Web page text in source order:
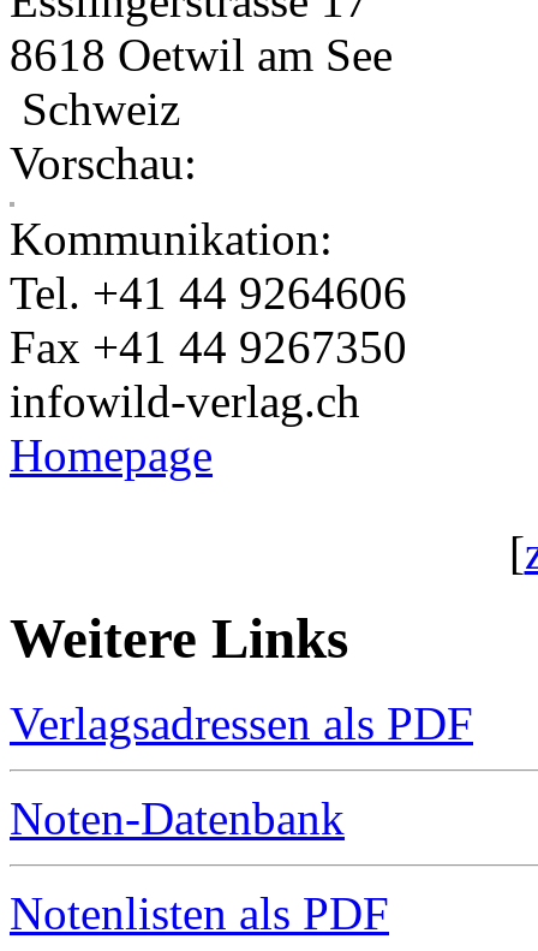
8618 Oetwil am See
Schweiz
Vorschau:
Kommunikation:
Tel. +41 44 9264606
Fax +41 44 9267350
infowild-verlag.ch
Homepage
[
Weitere Links
Verlagsadressen als PDF
Noten-Datenbank
Notenlisten als PDF